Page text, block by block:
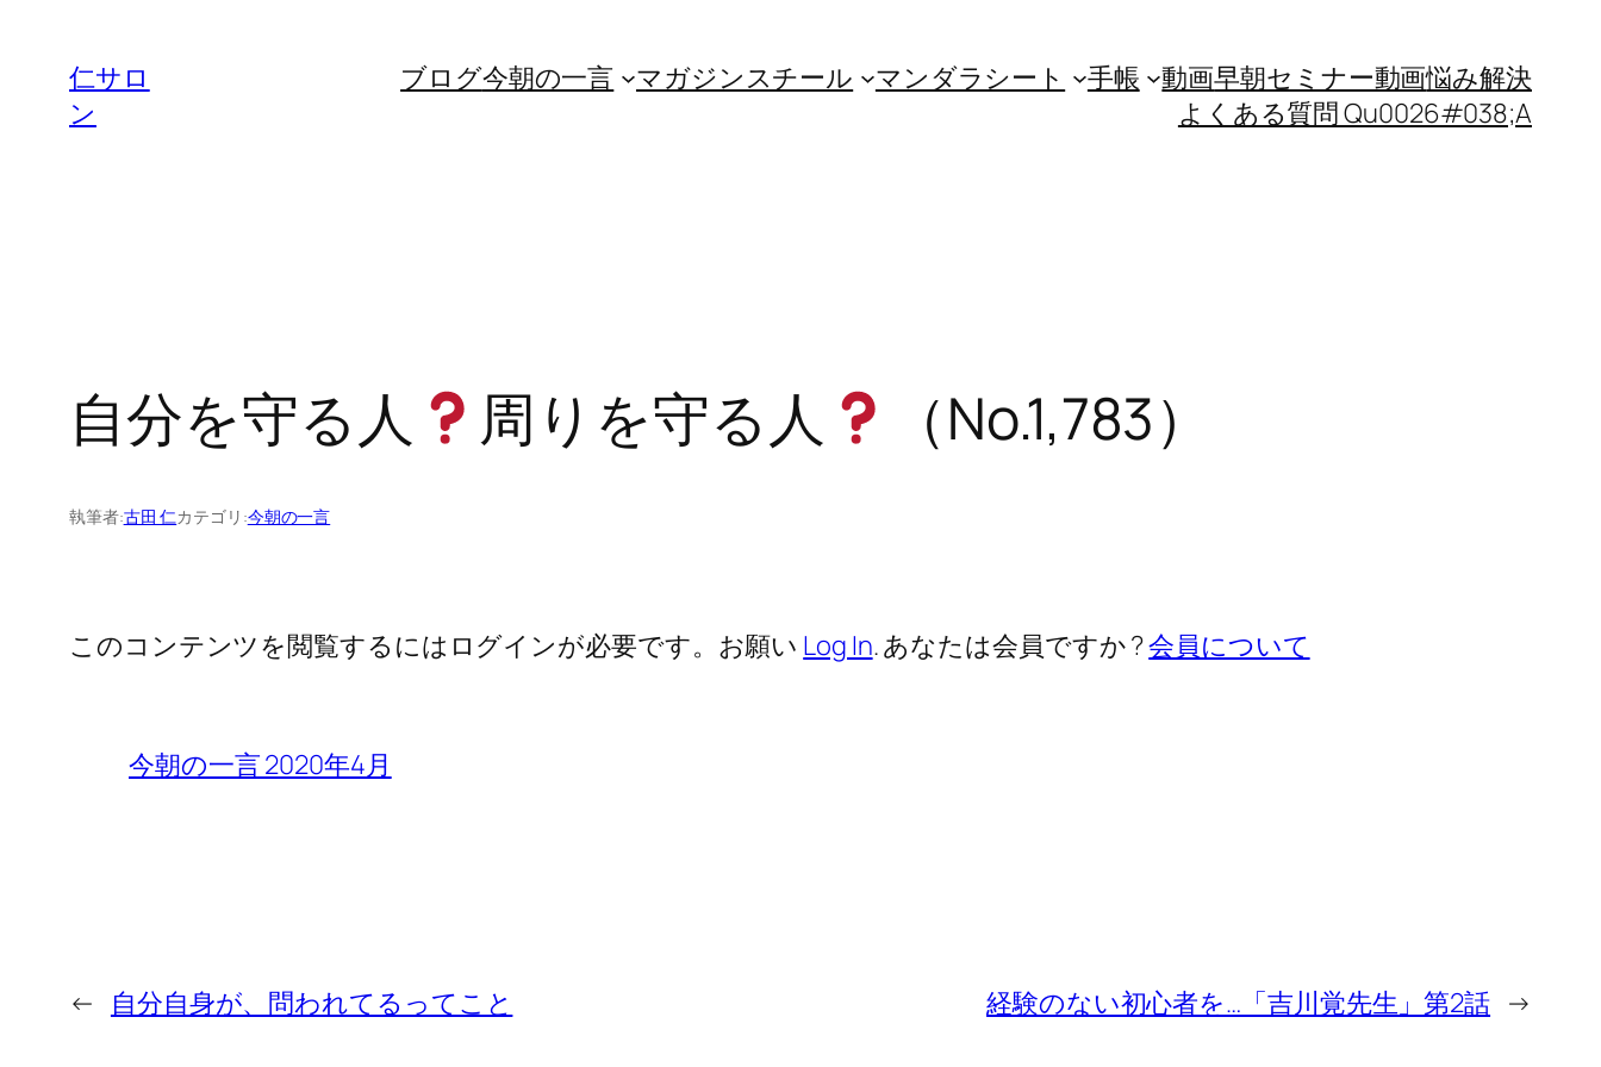
仁サロ
ン
ブログ今朝の一言 マガジンスチール マンダラシート 手帳 動画早朝セミナー動画悩み解決
よくある質問 Qu0026#038;A
自分を守る人 周りを守る人 （No.1,783）
執筆者:古田 仁カテゴリ:今朝の一言
このコンテンツを閲覧するにはログインが必要です。お願い Log In. あなたは会員ですか ?会員について
今朝の一言 2020年4月
← 自分自身が、問われてるってこと 経験のない初心者を…「吉川覚先生」第2話 →